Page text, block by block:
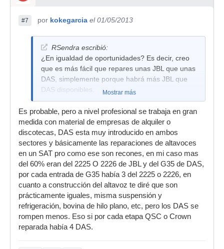
#7 por kokegarcia el 01/05/2013
RSendra escribió:
¿En igualdad de oportunidades? Es decir, creo
que es más fácil que repares unas JBL que unas
DAS, simplemente porque habrá más JBL que
DAS disponibles.
Mostrar más
Es probable, pero a nivel profesional se trabaja en gran
medida con material de empresas de alquiler o
discotecas, DAS esta muy introducido en ambos
sectores y básicamente las reparaciones de altavoces
en un SAT pro como ese son recones, en mi caso mas
del 60% eran del 2225 O 2226 de JBL y del G35 de DAS,
por cada entrada de G35 había 3 del 2225 o 2226, en
cuanto a construcción del altavoz te diré que son
prácticamente iguales, misma suspensión y
refrigeración, bovina de hilo plano, etc, pero los DAS se
rompen menos. Eso si por cada etapa QSC o Crown
reparada había 4 DAS.